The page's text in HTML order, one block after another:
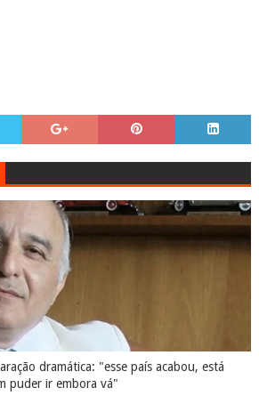
dramática: "esse país acabou, está
puder ir embora vá"